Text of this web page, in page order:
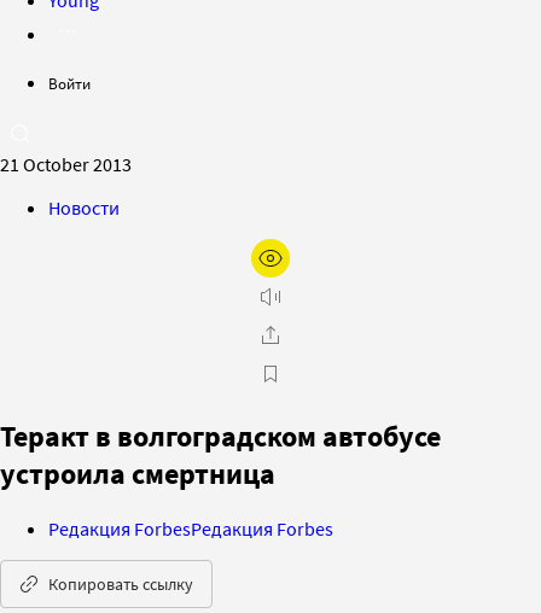
Войти
21 October 2013
Новости
Теракт в волгоградском автобусе
устроила смертница
Редакция ForbesРедакция Forbes
Копировать ссылку